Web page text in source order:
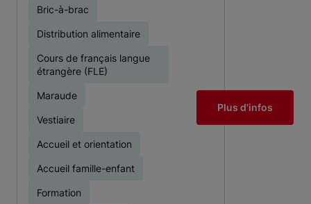
Bric-à-brac
Distribution alimentaire
Cours de français langue
étrangère (FLE)
Maraude
Vestiaire
Accueil et orientation
Accueil famille-enfant
Formation
Plus d'infos